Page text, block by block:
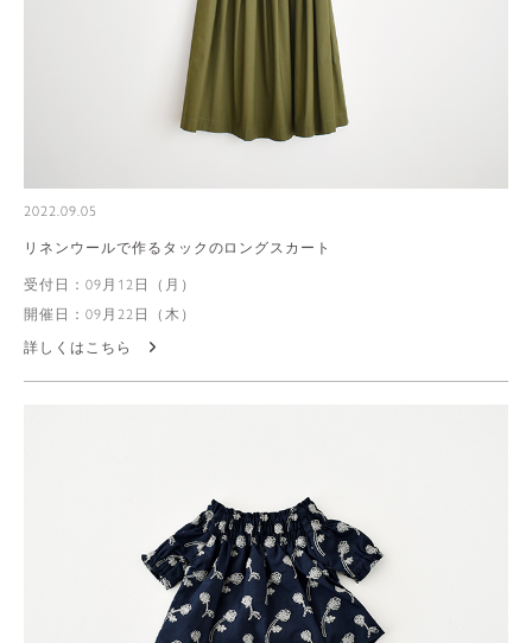
2022.09.05
リネンウールで作るタックのロングスカート
受付日：09月12日（月）
開催日：09月22日（木）
詳しくはこちら